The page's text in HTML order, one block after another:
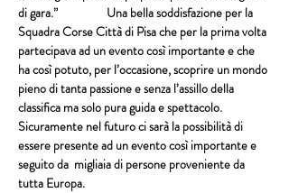
di gara.”                  Una bella soddisfazione per la
Squadra Corse Città di Pisa che per la prima volta
partecipava ad un evento così importante e che
ha così potuto, per l’occasione, scoprire un mondo
pieno di tanta passione e senza l’assillo della
classifica ma solo pura guida e spettacolo.
Sicuramente nel futuro ci sarà la possibilità di
essere presente ad un evento così importante e
seguito da  migliaia di persone proveniente da
tutta Europa.